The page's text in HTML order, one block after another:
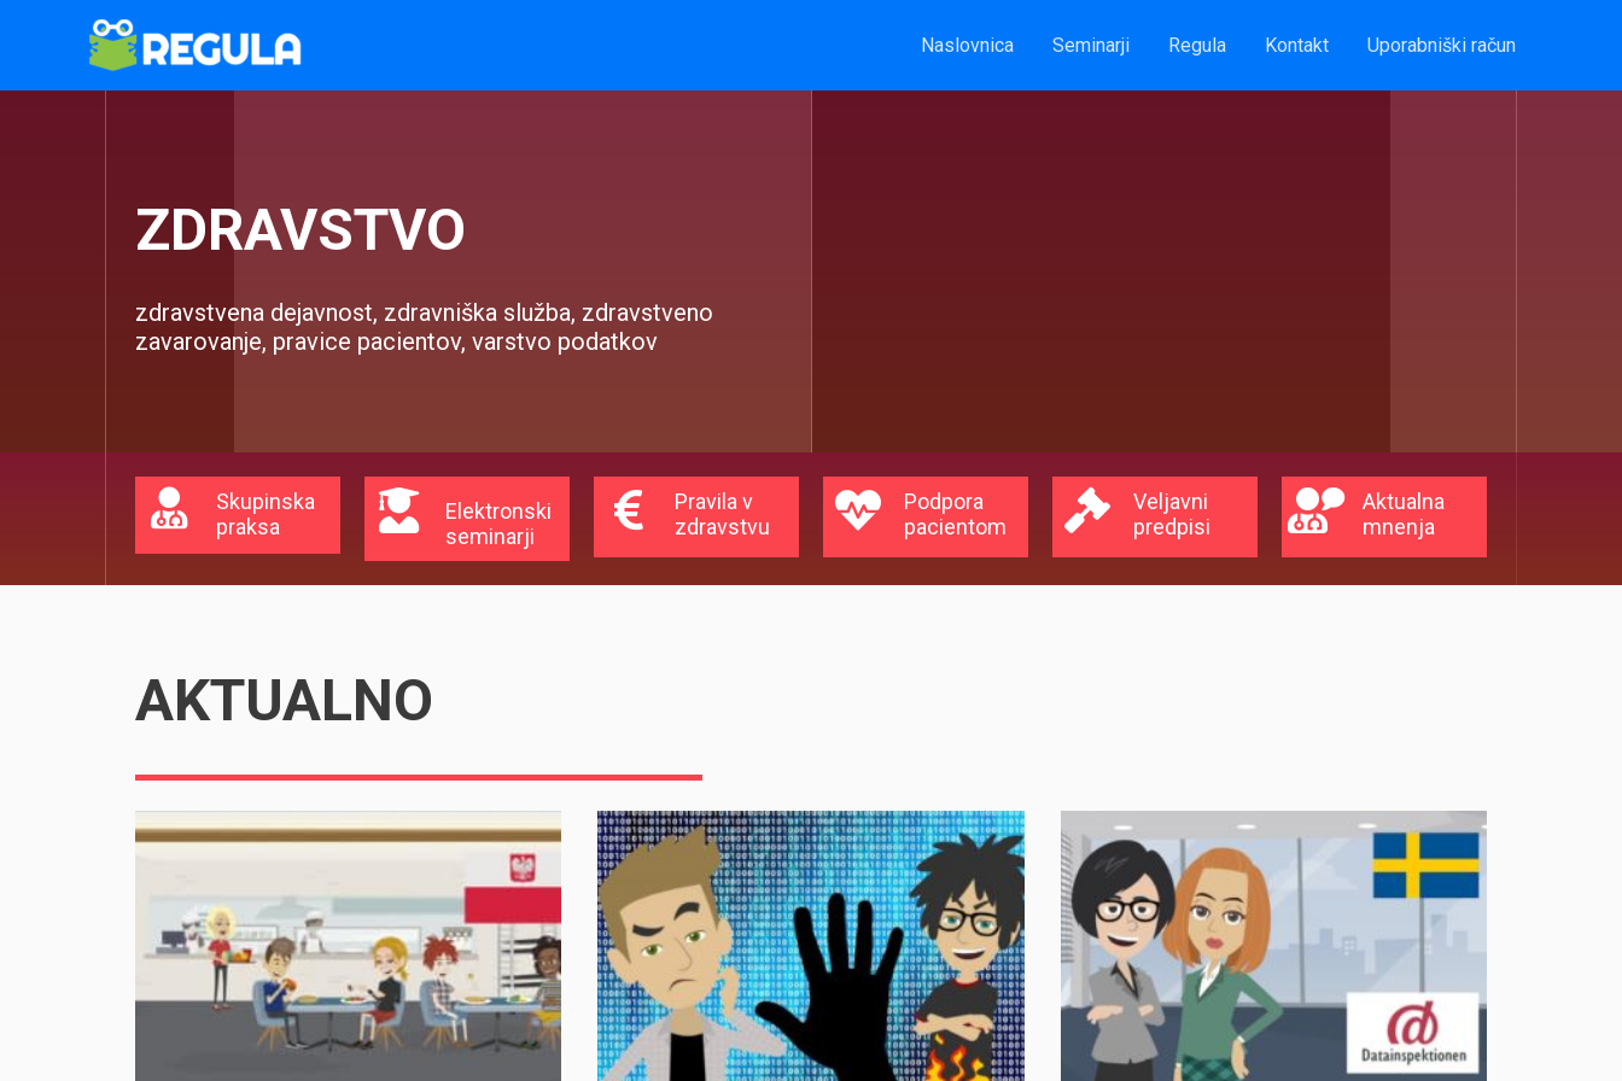
садржај
Naslovnica Seminarji Regula Kontakt Uporabniški račun
ZDRAVSTVO
zdravstvena dejavnost, zdravniška služba, zdravstveno
zavarovanje, pravice pacientov, varstvo podatkov
Skupinska
praksa
Elektronski
seminarji
Pravila v
zdravstvu
Podpora
pacientom
Veljavni
predpisi
Aktualna
mnenja
AKTUALNO